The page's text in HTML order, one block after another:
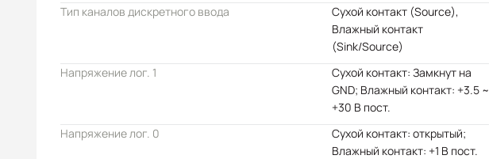
Тип каналов дискретного ввода
Сухой контакт (Source),
Влажный контакт
(Sink/Source)
Напряжение лог. 1
Сухой контакт: Замкнут на
GND; Влажный контакт: +3.5 ~
+30 В пост.
Напряжение лог. 0
Сухой контакт: открытый;
Влажный контакт: +1 В пост.